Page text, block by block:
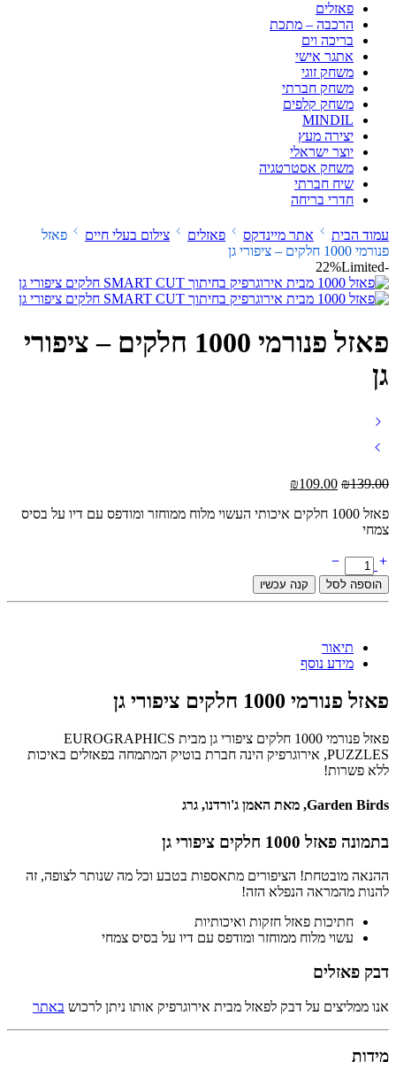
פאזלים
הרכבה – מתכת
בריכה וים
אתגר אישי
משחק זוגי
משחק חברתי
משחק קלפים
MINDIL
יצירה מעץ
יוצר ישראלי
משחק אסטרטגיה
שיח חברתי
חדרי בריחה
עמוד הבית אתר מיינדקס פאזלים צילום בעלי חיים
פאזל
פנורמי 1000 חלקים – ציפורי גן
-22%
Limited
פאזל פנורמי 1000 חלקים – ציפורי
גן
₪139.00
המחיר
היה:
₪109.00
הוא:
פאזל 1000 חלקים איכותי העשוי מלוח ממוחזר ומודפס עם דיו על בסיס
צמחי
פאזל
פנורמי
1000
חלקים
quantity
הוספה לסל קנה עכשיו
תיאור
מידע נוסף
פאזל פנורמי 1000 חלקים ציפורי גן
פאזל פנורמי 1000 חלקים ציפורי גן מבית EUROGRAPHICS
PUZZLES, אירוגרפיק הינה חברת בוטיק המתמחה בפאזלים באיכות
ללא פשרות!
Garden Birds, מאת האמן ג'ורדנו, גרג
בתמונה פאזל 1000 חלקים ציפורי גן
ההנאה מובטחת! הציפורים מתאספות בטבע וכל מה שנותר לצופה, זה
להנות מהמראה הנפלא הזה!
חתיכות פאזל חזקות ואיכותיות
עשוי מלוח ממוחזר ומודפס עם דיו על בסיס צמחי
דבק פאזלים
אנו ממליצים על דבק לפאזל מבית אירוגרפיק אותו ניתן לרכוש באתר
מידות